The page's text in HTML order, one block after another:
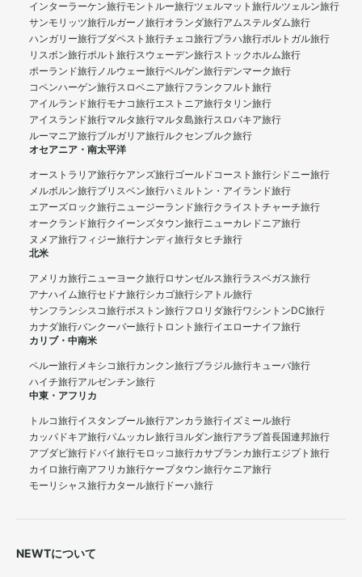
インターラーケン旅行モントルー旅行ツェルマット旅行ルツェルン旅行
サンモリッツ旅行ルガーノ旅行オランダ旅行アムステルダム旅行
ハンガリー旅行ブダペスト旅行チェコ旅行プラハ旅行ポルトガル旅行
リスボン旅行ポルト旅行スウェーデン旅行ストックホルム旅行
ポーランド旅行ノルウェー旅行ベルゲン旅行デンマーク旅行
コペンハーゲン旅行スロベニア旅行フランクフルト旅行
アイルランド旅行モナコ旅行エストニア旅行タリン旅行
アイスランド旅行マルタ旅行マルタ島旅行スロバキア旅行
ルーマニア旅行ブルガリア旅行ルクセンブルク旅行
オセアニア・南太平洋
オーストラリア旅行ケアンズ旅行ゴールドコースト旅行シドニー旅行
メルボルン旅行ブリスベン旅行ハミルトン・アイランド旅行
エアーズロック旅行ニュージーランド旅行クライストチャーチ旅行
オークランド旅行クイーンズタウン旅行ニューカレドニア旅行
ヌメア旅行フィジー旅行ナンディ旅行タヒチ旅行
北米
アメリカ旅行ニューヨーク旅行ロサンゼルス旅行ラスベガス旅行
アナハイム旅行セドナ旅行シカゴ旅行シアトル旅行
サンフランシスコ旅行ボストン旅行フロリダ旅行ワシントンDC旅行
カナダ旅行バンクーバー旅行 トロント旅行イエローナイフ旅行
カリブ・中南米
ペルー旅行メキシコ旅行カンクン旅行ブラジル旅行キューバ旅行
ハイチ旅行アルゼンチン旅行
中東・アフリカ
トルコ旅行イスタンブール旅行アンカラ旅行イズミール旅行
カッパドキア旅行パムッカレ旅行ヨルダン旅行アラブ首長国連邦旅行
アブダビ旅行 ドバイ旅行モロッコ旅行カサブランカ旅行エジプト旅行
カイロ旅行南アフリカ旅行ケープタウン旅行ケニア旅行
モーリシャス旅行カタール旅行 ドーハ旅行
NEWTについて